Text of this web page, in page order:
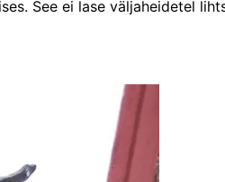
See ei lase väljaheidetel